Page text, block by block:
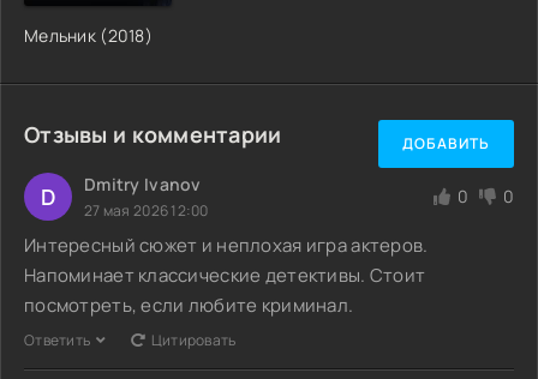
Мельник (2018)
Отзывы и комментарии ДОБАВИТЬ
D Dmitry Ivanov
27 мая 2026 12:00
0 0
Интересный сюжет и неплохая игра актеров.
Напоминает классические детективы. Стоит
посмотреть, если любите криминал.
Ответить Цитировать